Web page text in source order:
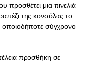
προσθέτει μια πινελιά
της κονσόλας.το
οποιοδήποτε σύγχρονο
προσθήκη σε